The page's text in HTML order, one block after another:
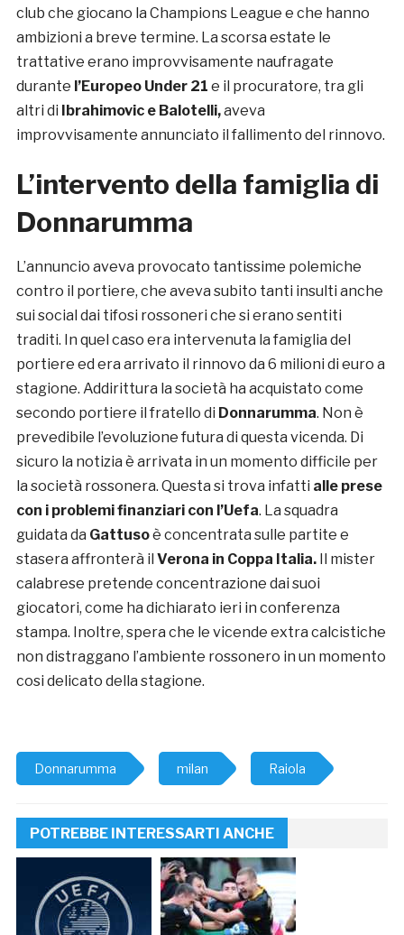
club che giocano la Champions League e che hanno
ambizioni a breve termine. La scorsa estate le
trattative erano improvvisamente naufragate
durante l’Europeo Under 21 e il procuratore, tra gli
altri di Ibrahimovic e Balotelli,aveva
improvvisamente annunciato il fallimento del rinnovo.
L’intervento della famiglia di
Donnarumma
L’annuncio aveva provocato tantissime polemiche
contro il portiere, che aveva subito tanti insulti anche
sui social dai tifosi rossoneri che si erano sentiti
traditi. In quel caso era intervenuta la famiglia del
portiere ed era arrivato il rinnovo da 6 milioni di euro a
stagione. Addirittura la società ha acquistato come
secondo portiere il fratello di Donnarumma. Non è
prevedibile l’evoluzione futura di questa vicenda. Di
sicuro la notizia è arrivata in un momento difficile per
la società rossonera. Questa si trova infatti alle prese
con i problemi finanziari con l’Uefa. La squadra
guidata da Gattusoè concentrata sulle partite e
stasera affronterà il Verona in Coppa Italia.Il mister
calabrese pretende concentrazione dai suoi
giocatori, come ha dichiarato ieri in conferenza
stampa. Inoltre, spera che le vicende extra calcistiche
non distraggano l’ambiente rossonero in un momento
cosi delicato della stagione.
Donnarumma milan Raiola
POTREBBE INTERESSARTI ANCHE